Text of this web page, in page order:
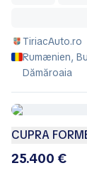
TiriacAuto.ro
Rumænien,
Dămăroaia
CUPRA
25.400 €